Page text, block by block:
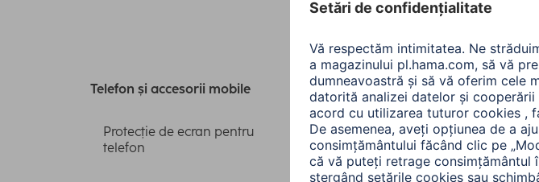
Telefon și accesorii mobile
Protecție de ecran pentru
telefon
Toate
Sortare: Tip de produs